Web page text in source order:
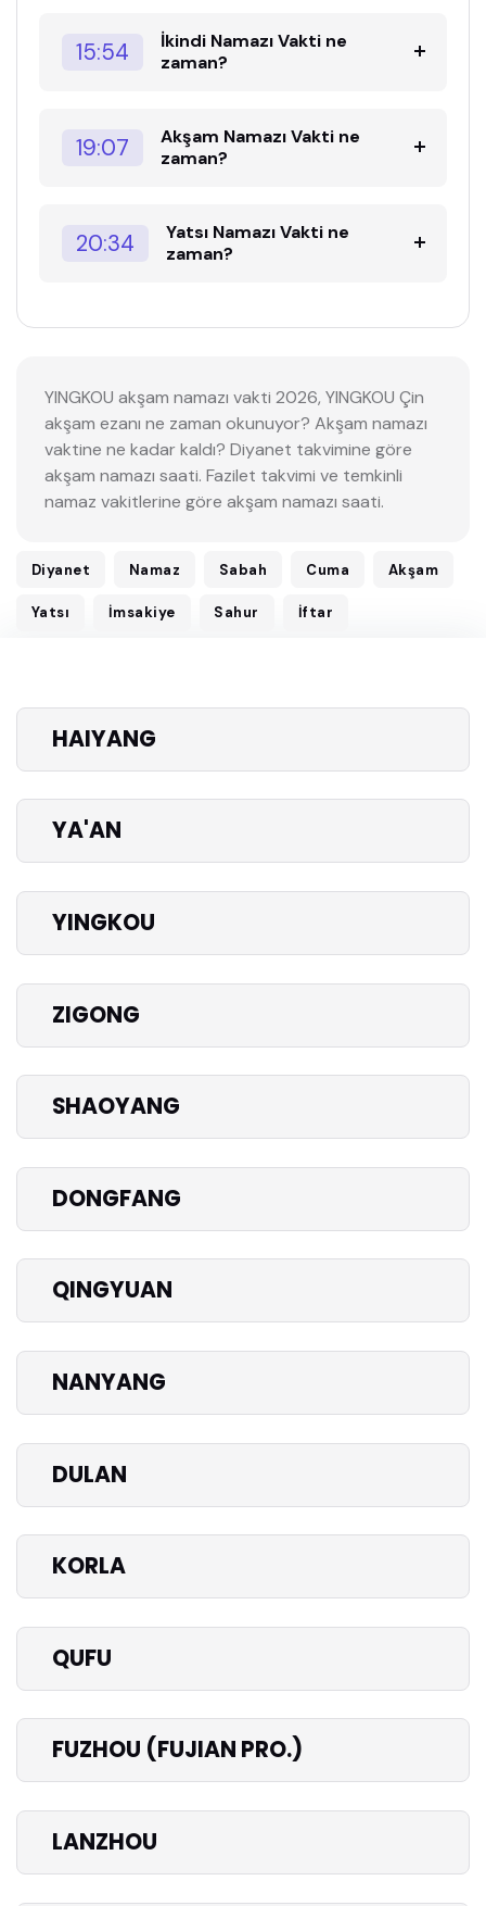
15:54
İkindi Namazı Vakti ne
zaman?
19:07
Akşam Namazı Vakti ne
zaman?
20:34
Yatsı Namazı Vakti ne
zaman?
YINGKOU akşam namazı vakti 2026, YINGKOU Çin
akşam ezanı ne zaman okunuyor? Akşam namazı
vaktine ne kadar kaldı? Diyanet takvimine göre
akşam namazı saati. Fazilet takvimi ve temkinli
namaz vakitlerine göre akşam namazı saati.
Diyanet Namaz Sabah Cuma Akşam
Yatsı İmsakiye Sahur İftar
HAIYANG
YA'AN
YINGKOU
ZIGONG
SHAOYANG
DONGFANG
QINGYUAN
NANYANG
DULAN
KORLA
QUFU
FUZHOU (FUJIAN PRO.)
LANZHOU